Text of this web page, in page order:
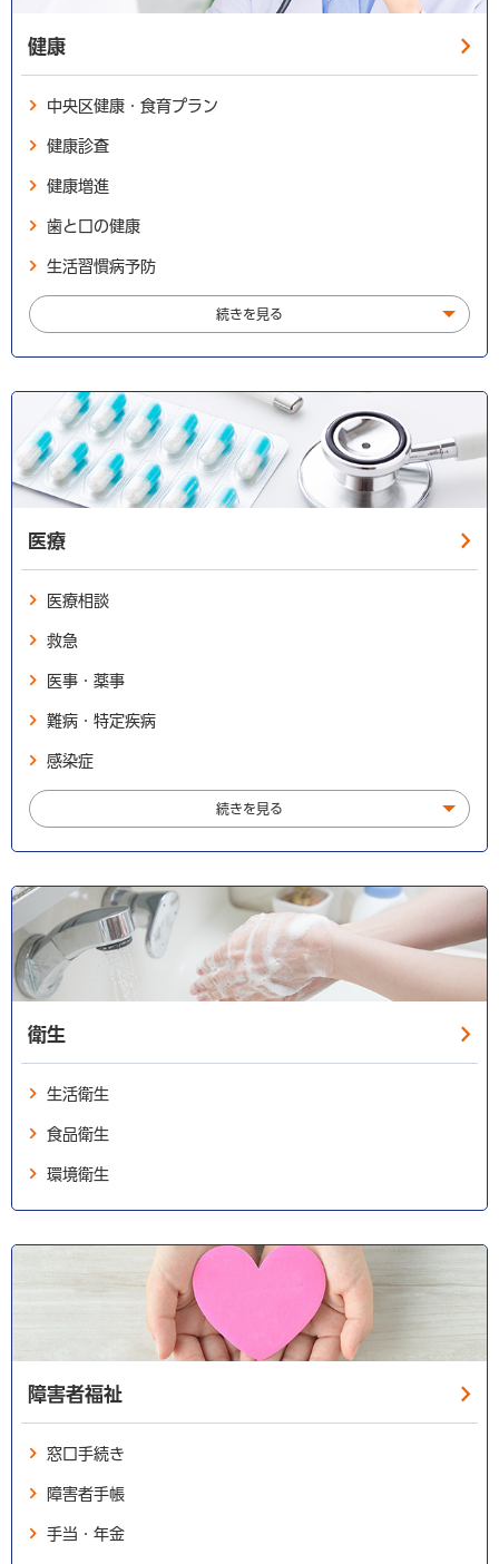
健康
中央区健康・食育プラン
健康診査
健康増進
歯と口の健康
生活習慣病予防
続きを見る
医療
医療相談
救急
医事・薬事
難病・特定疾病
感染症
続きを見る
衛生
生活衛生
食品衛生
環境衛生
障害者福祉
窓口手続き
障害者手帳
手当・年金